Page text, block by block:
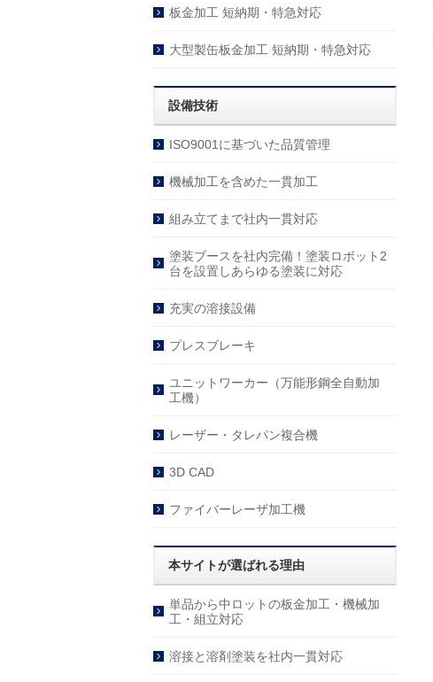
板金加工 短納期・特急対応
大型製缶板金加工 短納期・特急対応
設備技術
ISO9001に基づいた品質管理
機械加工を含めた一貫加工
組み立てまで社内一貫対応
塗装ブースを社内完備！塗装ロボット2
台を設置しあらゆる塗装に対応
充実の溶接設備
プレスブレーキ
ユニットワーカー（万能形鋼全自動加
工機）
レーザー・タレパン複合機
3D CAD
ファイバーレーザ加工機
本サイトが選ばれる理由
単品から中ロットの板金加工・機械加
工・組立対応
溶接と溶剤塗装を社内一貫対応